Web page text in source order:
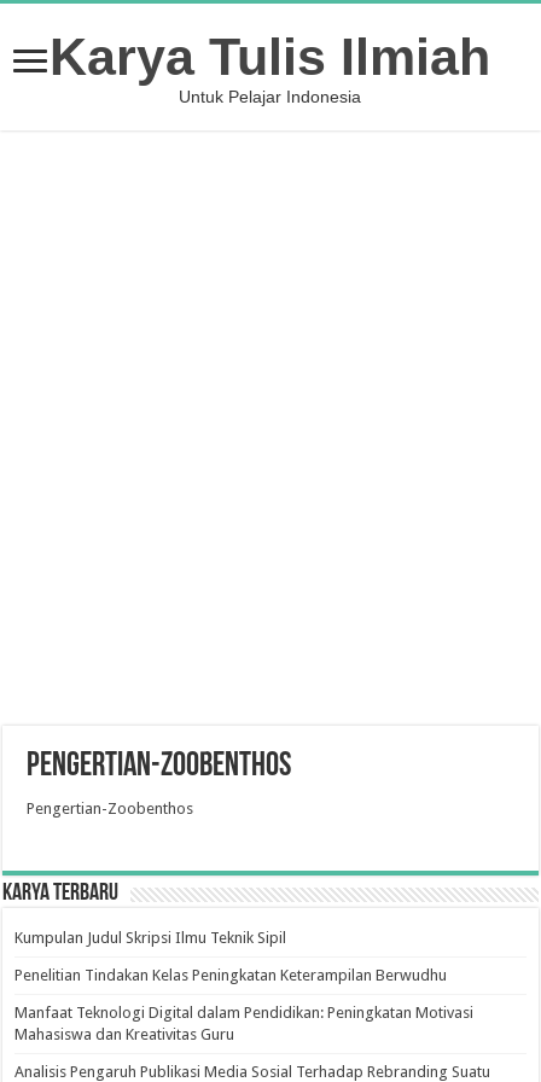
Karya Tulis Ilmiah
Untuk Pelajar Indonesia
Pengertian-Zoobenthos
Pengertian-Zoobenthos
Karya Terbaru
Kumpulan Judul Skripsi Ilmu Teknik Sipil
Penelitian Tindakan Kelas Peningkatan Keterampilan Berwudhu
Manfaat Teknologi Digital dalam Pendidikan: Peningkatan Motivasi
Mahasiswa dan Kreativitas Guru
Analisis Pengaruh Publikasi Media Sosial Terhadap Rebranding Suatu